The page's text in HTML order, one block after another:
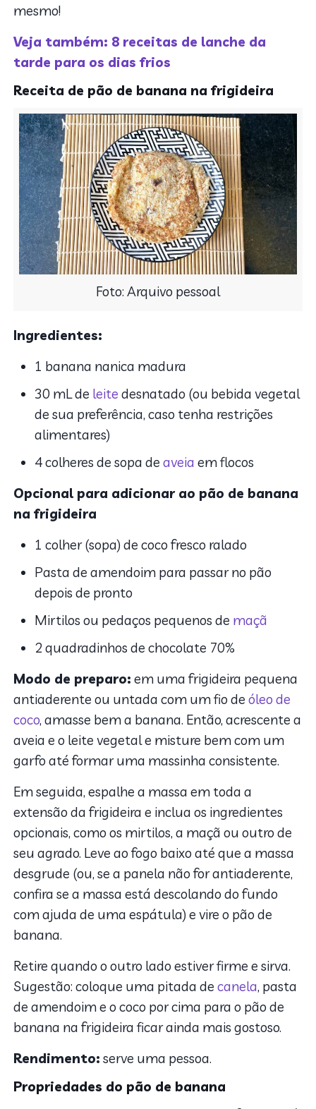
mesmo!
Veja também: 8 receitas de lanche da
tarde para os dias frios
Receita de pão de banana na frigideira
Foto: Arquivo pessoal
Ingredientes:
1 banana nanica madura
30 mL de leite desnatado (ou bebida vegetal
de sua preferência, caso tenha restrições
alimentares)
4 colheres de sopa deaveia em flocos
Opcional para adicionar ao pão de banana
na frigideira
1 colher (sopa) de coco fresco ralado
Pasta de amendoim para passar no pão
depois de pronto
Mirtilos ou pedaços pequenos de maçã
2 quadradinhos de chocolate 70%
Modo de preparo: em uma frigideira pequena
antiaderente ou untada com um fio deóleo de
coco, amasse bem a banana. Então, acrescente a
aveia e o leite vegetal e misture bem com um
garfo até formar uma massinha consistente.
Em seguida, espalhe a massa em toda a
extensão da frigideira e inclua os ingredientes
opcionais, como os mirtilos, a maçã ou outro de
seu agrado. Leve ao fogo baixo até que a massa
desgrude (ou, se a panela não for antiaderente,
confira se a massa está descolando do fundo
com ajuda de uma espátula) e vire o pão de
banana.
Retire quando o outro lado estiver firme e sirva.
Sugestão: coloque uma pitada decanela, pasta
de amendoim e o coco por cima para o pão de
banana na frigideira ficar ainda mais gostoso.
Rendimento: serve uma pessoa.
Propriedades do pão de banana